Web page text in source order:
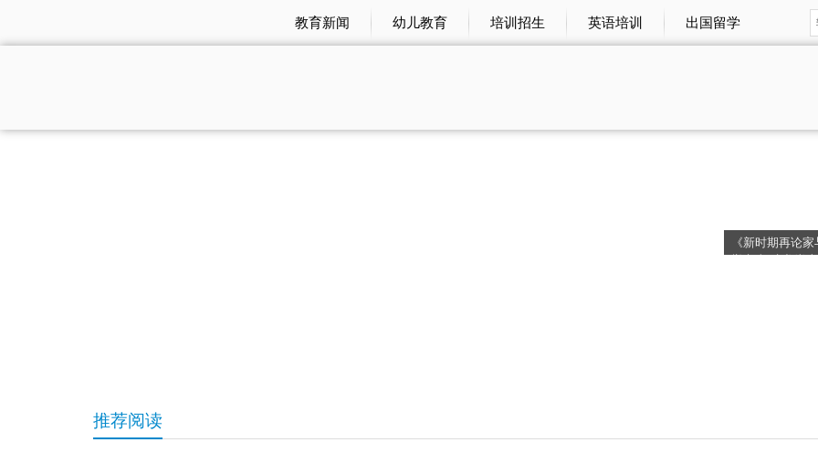
教育新闻 幼儿教育 培训招生 英语培训 出国留学
聚焦｜DFC五洲御瓷参加北京市旅游行业协会饭店分会会员大会
2020紫荆·国际金融人才发展年会暨全球校友年会圆满举行
BEYONDSEA 北冰源形象大片2020新年期间登陆黄金档
《新时期再论
推荐阅读